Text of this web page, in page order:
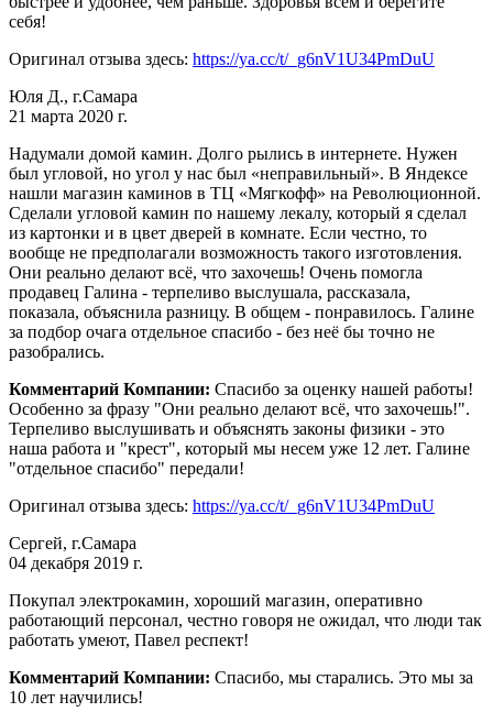
себя!
Оригинал отзыва здесь: https://ya.cc/t/_g6nV1U34PmDuU
Юля Д., г.Самара
21 марта 2020 г.
Надумали домой камин. Долго рылись в интернете. Нужен
был угловой, но угол у нас был «неправильный». В Яндексе
нашли магазин каминов в ТЦ «Мягкофф» на Революционной.
Сделали угловой камин по нашему лекалу, который я сделал
из картонки и в цвет дверей в комнате. Если честно, то
вообще не предполагали возможность такого изготовления.
Они реально делают всё, что захочешь! Очень помогла
продавец Галина - терпеливо выслушала, рассказала,
показала, объяснила разницу. В общем - понравилось. Галине
за подбор очага отдельное спасибо - без неё бы точно не
разобрались.
Комментарий Компании: Спасибо за оценку нашей работы!
Особенно за фразу "Они реально делают всё, что захочешь!".
Терпеливо выслушивать и объяснять законы физики - это
наша работа и "крест", который мы несем уже 12 лет. Галине
"отдельное спасибо" передали!
Оригинал отзыва здесь: https://ya.cc/t/_g6nV1U34PmDuU
Сергей, г.Самара
04 декабря 2019 г.
Покупал электрокамин, хороший магазин, оперативно
работающий персонал, честно говоря не ожидал, что люди так
работать умеют, Павел респект!
Комментарий Компании: Спасибо, мы старались. Это мы за
10 лет научились!